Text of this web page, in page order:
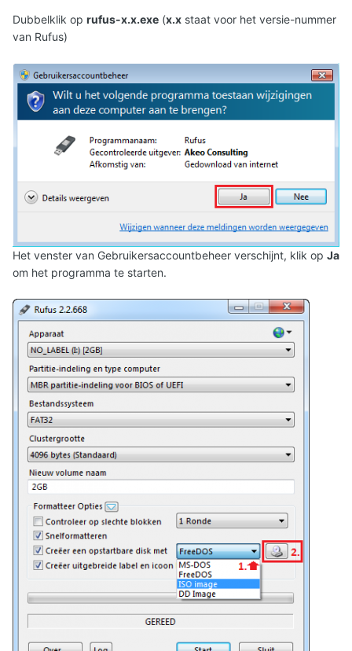
Dubbelklik op rufus-x.x.exe (x.x staat voor het versie-nummer
van Rufus)
Het venster van Gebruikersaccountbeheer verschijnt, klik op Ja
om het programma te starten.